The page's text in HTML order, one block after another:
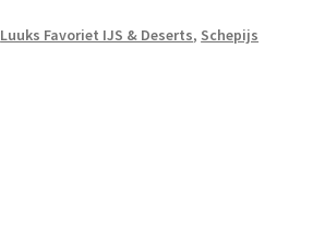
Luuks Favoriet IJS & Deserts, Schepijs